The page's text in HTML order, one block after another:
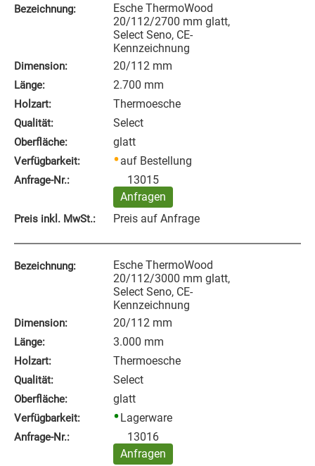
Bezeichnung:
Esche ThermoWood
20/112/2700 mm glatt,
Select Seno, CE-
Kennzeichnung
Dimension: 20/112 mm
Länge: 2.700 mm
Holzart: Thermoesche
Qualität: Select
Oberfläche: glatt
Verfügbarkeit: auf Bestellung
Anfrage‑Nr.:
13015
Anfragen
Preis inkl. MwSt.: Preis auf Anfrage
Bezeichnung:
Esche ThermoWood
20/112/3000 mm glatt,
Select Seno, CE-
Kennzeichnung
Dimension: 20/112 mm
Länge: 3.000 mm
Holzart: Thermoesche
Qualität: Select
Oberfläche: glatt
Verfügbarkeit: Lagerware
Anfrage‑Nr.:
13016
Anfragen